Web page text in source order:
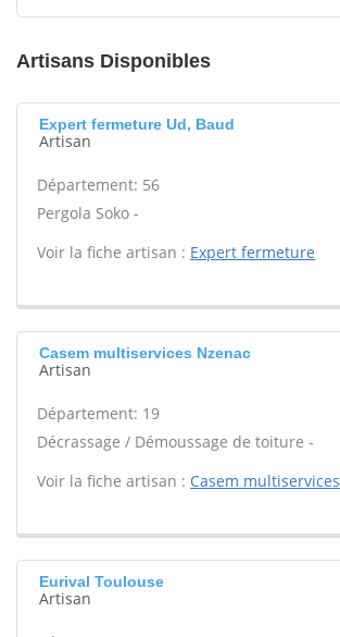
Artisans Disponibles
Expert fermeture Ud, Baud
Artisan
Département: 56
Pergola Soko -
Voir la fiche artisan : Expert fermeture
Casem multiservices Nzenac
Artisan
Département: 19
Décrassage / Démoussage de toiture -
Voir la fiche artisan : Casem multiservices
Eurival Toulouse
Artisan